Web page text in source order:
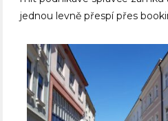
jednou levně přespí přes